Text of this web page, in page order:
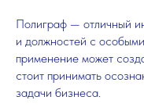
Полиграф — отличный
и должностей с
применение может
стоит принимать
задачи бизнеса.